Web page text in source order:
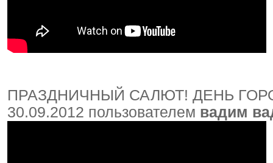
ПРАЗДНИЧНЫЙ САЛЮТ! ДЕНЬ
30.09.2012 пользователем вадим